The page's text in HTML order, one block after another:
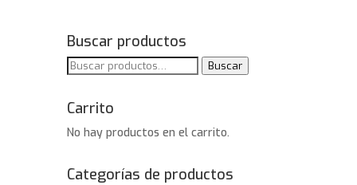
Buscar productos
Buscar
Buscar
Carrito
No hay productos en el carrito.
Categorías de productos